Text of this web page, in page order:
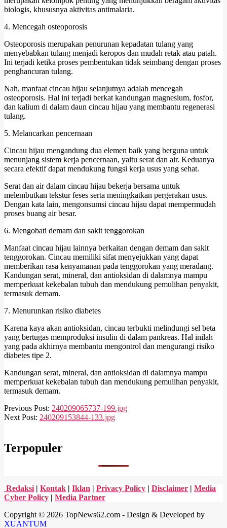
biologis, khususnya aktivitas antimalaria.
4. Mencegah osteoporosis
Osteoporosis merupakan penurunan kepadatan tulang yang
menyebabkan tulang menjadi keropos dan mudah retak atau patah.
Ini terjadi ketika proses pembentukan tidak seimbang dengan proses
penghancuran tulang.
Nah, manfaat cincau hijau selanjutnya adalah mencegah
osteoporosis. Hal ini terjadi berkat kandungan magnesium, fosfor,
dan kalium di dalam daun cincau hijau yang membantu regenerasi
tulang.
5. Melancarkan pencernaan
Cincau hijau mengandung dua elemen baik yang berguna untuk
menunjang sistem kerja pencernaan, yaitu serat dan air. Keduanya
secara efektif dapat mendukung fungsi kerja usus yang sehat.
Serat dan air dalam cincau hijau bekerja bersama untuk
melembutkan tekstur feses serta meningkatkan pergerakan usus.
Dengan kata lain, mengonsumsi cincau hijau dapat mempermudah
proses buang air besar.
6. Mengobati demam dan sakit tenggorokan
Manfaat cincau hijau lainnya berkaitan dengan demam dan sakit
tenggorokan. Cincau memiliki sifat menyejukkan yang dapat
memberikan rasa kenyamanan pada tenggorokan yang meradang.
Kandungan serat, mineral, dan antioksidan di dalamnya mampu
memperkuat kekebalan tubuh dan mendukung pemulihan penyakit,
termasuk demam.
7. Menurunkan risiko diabetes
Karena kaya akan antioksidan, cincau terbukti melindungi sel beta
yang bertugas memproduksi insulin di dalam pankreas. Hal inilah
yang pada akhirnya membantu mengontrol dan mengurangi risiko
diabetes tipe 2.
Kandungan serat, mineral, dan antioksidan di dalamnya mampu
memperkuat kekebalan tubuh dan mendukung pemulihan penyakit,
termasuk demam.
2024-
02-
Previous Post: 240209065737-199.jpg
Next Post: 240209153844-133.jpg
Terpopuler
Redaksi | Kontak | Iklan | Privacy Policy | Disclaimer | Media
Cyber Policy | Media Partner
Copyright © 2026 TopNews62.com - Design & Developed by
XUANTUM